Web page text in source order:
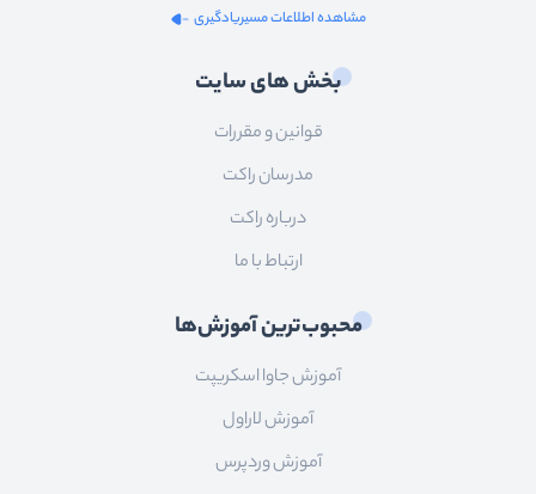
مشاهده اطلاعات مسیریادگیری
بخش های سایت
قوانین و مقررات
مدرسان راکت
درباره راکت
ارتباط با ما
محبوب‌ترین آموزش‌ها
آموزش جاوا اسکریپت
آموزش لاراول
آموزش وردپرس